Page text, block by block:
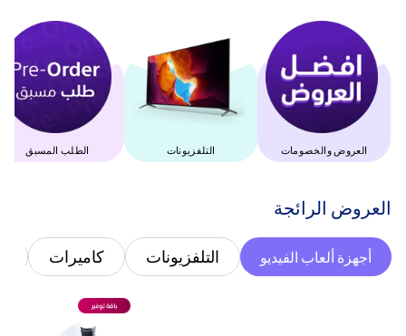
العروض والخصومات التلفزيونات الطلب المسبق
‫العروض الرائجة‬
أجهزة ألعاب الفيديو التلفزيونات كاميرات